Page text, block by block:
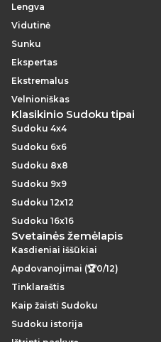
Lengva
Vidutinė
Sunku
Ekspertas
Ekstremalus
Velnioniškas
Klasikinio Sudoku tipai
Sudoku 4x4
Sudoku 6x6
Sudoku 8x8
Sudoku 9x9
Sudoku 12x12
Sudoku 16x16
Svetainės žemėlapis
Kasdieniai iššūkiai
Apdovanojimai (🏆0/12)
Tinklaraštis
Kaip žaisti Sudoku
Sudoku istorija